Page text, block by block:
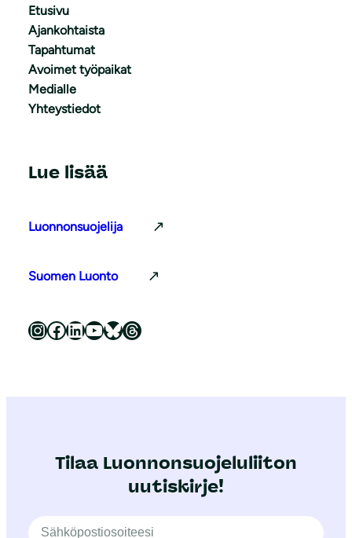
Etusivu
Ajankohtaista
Tapahtumat
Avoimet työpaikat
Medialle
Yhteystiedot
Lue lisää
Luonnonsuojelija
Suomen Luonto
Luonnonsuojeluliitto Instagramissa Luonnonsuojeluliitto Facebookissa Luonnonsuojeluliitto LinkedInissä Luonnonsuojeluliiton YouTube-kanava Luonnonsuojeluliitto Blueskyssa Luonnonsuojeluliitto Threadsissa
Tilaa Luonnonsuojeluliiton
uutiskirje!